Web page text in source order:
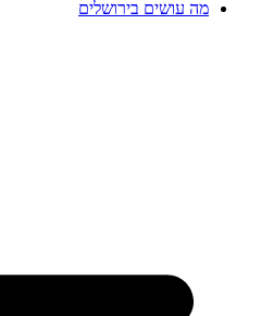
מה עושים בירושלים